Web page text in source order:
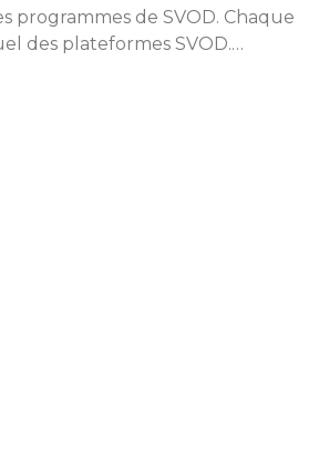
programmes de SVOD. Chaque
des plateformes SVOD.…